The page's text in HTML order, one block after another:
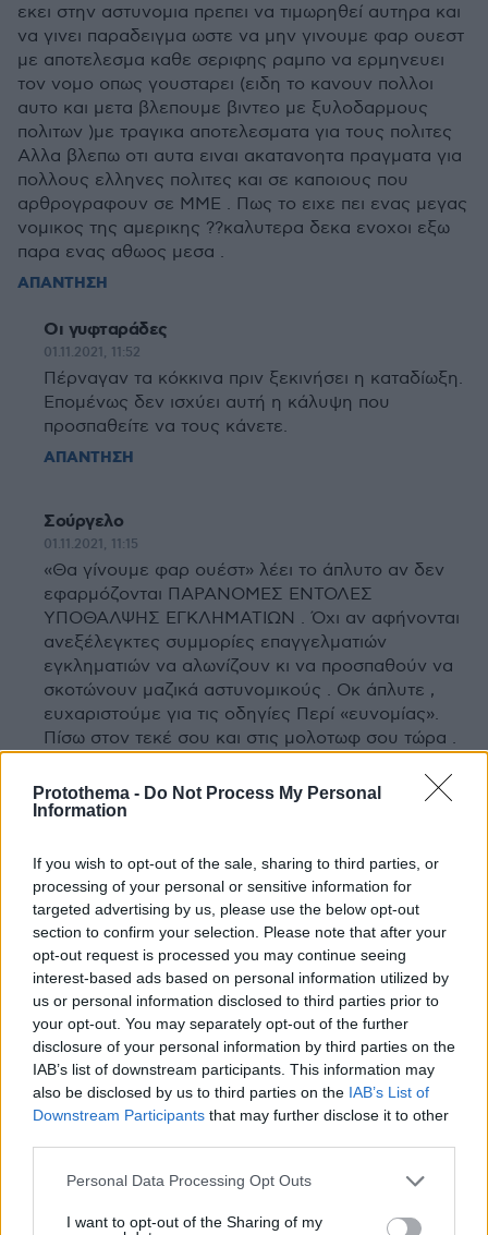
Protothema - Do Not Process My Personal
Information
If you wish to opt-out of the sale, sharing to third parties, or
processing of your personal or sensitive information for
targeted advertising by us, please use the below opt-out
section to confirm your selection. Please note that after your
opt-out request is processed you may continue seeing
interest-based ads based on personal information utilized by
us or personal information disclosed to third parties prior to
your opt-out. You may separately opt-out of the further
disclosure of your personal information by third parties on the
IAB’s list of downstream participants. This information may
also be disclosed by us to third parties on the IAB’s List of
Downstream Participants that may further disclose it to other
Please note that this website/app uses one or more Google
not limited to your visit or usage behaviour. You may click to
Personal Data Processing Opt Outs
I want to opt-out of the Sharing of my
εκει στην αστυνομια πρεπει να τιμωρηθεί αυτηρα και
να γινει παραδειγμα ωστε να μην γινουμε φαρ ουεστ
με αποτελεσμα καθε σεριφης ραμπο να ερμηνευει
τον νομο οπως γουσταρει (ειδη το κανουν πολλοι
αυτο και μετα βλεπουμε βιντεο με ξυλοδαρμους
πολιτων )με τραγικα αποτελεσματα για τους πολιτες
Αλλα βλεπω οτι αυτα ειναι ακατανοητα πραγματα για
πολλους ελληνες πολιτες και σε καποιους που
αρθρογραφουν σε ΜΜΕ . Πως το ειχε πει ενας μεγας
νομικος της αμερικης ??καλυτερα δεκα ενοχοι εξω
παρα ενας αθωος μεσα .
ΑΠΑΝΤΗΣΗ
Οι γυφταράδες
01.11.2021, 11:52
Πέρναγαν τα κόκκινα πριν ξεκινήσει η καταδίωξη.
Επομένως δεν ισχύει αυτή η κάλυψη που
προσπαθείτε να τους κάνετε.
ΑΠΑΝΤΗΣΗ
Σούργελο
01.11.2021, 11:15
«Θα γίνουμε φαρ ουέστ» λέει το άπλυτο αν δεν
εφαρμόζονται ΠΑΡΑΝΟΜΕΣ ΕΝΤΟΛΕΣ
ΥΠΟΘΑΛΨΗΣ ΕΓΚΛΗΜΑΤΙΩΝ . Όχι αν αφήνονται
ανεξέλεγκτες συμμορίες επαγγελματιών
εγκληματιών να αλωνίζουν κι να προσπαθούν να
σκοτώνουν μαζικά αστυνομικούς . Οκ άπλυτε ,
ευχαριστούμε για τις οδηγίες Περί «ευνομίας».
Πίσω στον τεκέ σου και στις μολοτωφ σου τώρα .
01.11.2021, 11:15
Να υποθέσω ότι εσύ έδωσες την εντολή
τεμπελόμπατσε!
ΑΠΑΝΤΗΣΗ
Άμα δε σ αρέσει
01.11.2021, 11:11
Μάζεψε τους γυφτους και τους συντρόφους σας
και πηγαίνετε να ζήσετε στην Ινδία . Σε ολο τον
πολιτισμένο κόσμο οι εγκληματίες καταδιώκονται .
Δε βλέπω να σε κόφτει που όλοι οι ξαμολυτοι σου
δολοφόνοι σφάζουν γριές . Μάλλον έπρεπε να
τους έχουν σταματήσει όσο έκαναν μόνο κλοπές